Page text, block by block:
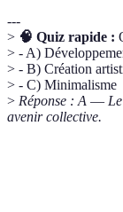
---
> 🧠 Quiz rapide :
> - A)
> - B) Création
> - C) Minimalisme
> Réponse : A —
avenir collective.